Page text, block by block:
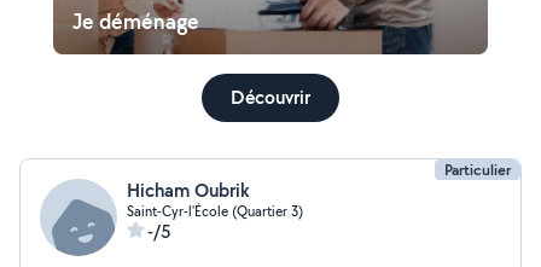
Je déménage
Découvrir
Particulier
Hicham Oubrik
Saint-Cyr-l'École (Quartier 3)
-/5